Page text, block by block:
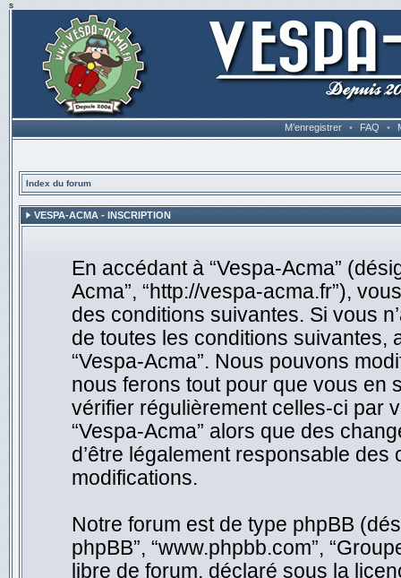
s
M’enregistrer • FAQ •
Index du forum
VESPA-ACMA - INSCRIPTION
En accédant à “Vespa-Acma”
Acma”, “http://vespa-acma.fr”),
des conditions suivantes. Si vous
de toutes les conditions suivantes,
“Vespa-Acma”. Nous pouvons
nous ferons tout pour que vous en
vérifier régulièrement celles-ci par
“Vespa-Acma” alors que des
d’être légalement responsable
modifications.
Notre forum est de type phpBB
phpBB”, “www.phpbb.com”,
libre de forum, déclaré sous la